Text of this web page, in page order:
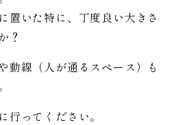
置いた特に、丁度良い大きさ
？
動線（人が通るスペース）も
行ってください。